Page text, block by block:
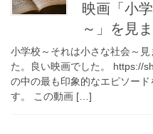
映画「小
～」を見
小学校～それは小さな社会～
た。良い映画でした。 https://
の中の最も印象的なエピソー
す。 この動画 […]